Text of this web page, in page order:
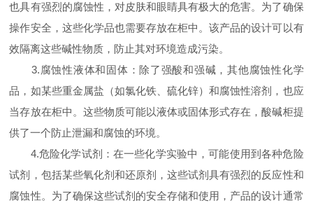
也具有强烈的腐蚀性，对皮肤和眼睛具有极大的危害。为了确保
操作安全，这些化学品也需要存放在柜中。该产品的设计可以有
效隔离这些碱性物质，防止其对环境造成污染。
3.腐蚀性液体和固体：除了强酸和强碱，其他腐蚀性化学
品，如某些重金属盐（如氯化铁、硫化锌）和腐蚀性溶剂，也应
当存放在柜中。这些物质可能以液体或固体形式存在，酸碱柜提
供了一个防止泄漏和腐蚀的环境。
4.危险化学试剂：在一些化学实验中，可能使用到各种危险
试剂，包括某些氧化剂和还原剂，这些试剂具有强烈的反应性和
腐蚀性。为了确保这些试剂的安全存储和使用，产品的设计通常